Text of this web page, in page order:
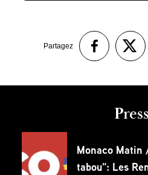
Partagez
Monaco Matin
tabou": Les